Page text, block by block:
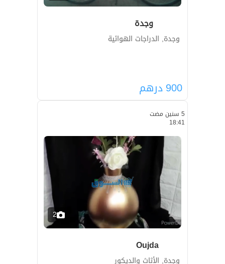
وجدة
وجدة, الدراجات الهوائية
900درهم
5 سنين مضت
18:41
2
Oujda
وجدة, الأثاث والديكور